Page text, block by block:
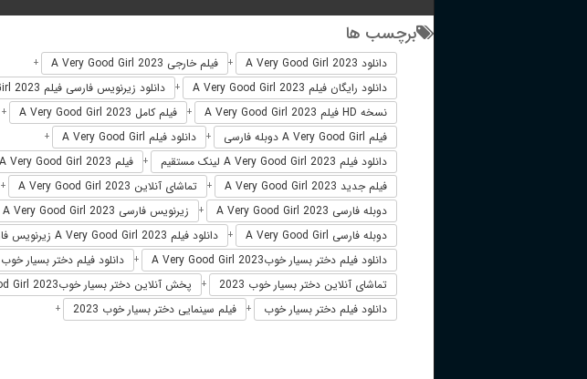
برچسب ها
دانلود A Very Good Girl 2023 + فیلم خارجی A Very Good Girl 2023 +
دانلود رایگان فیلم A Very Good Girl 2023 + دانلود زیرنویس فارسی فیلم A Very Good Girl 2023
نسخه HD فیلم A Very Good Girl 2023 + فیلم کامل A Very Good Girl 2023 +
فیلم A Very Good Girl دوبله فارسی + دانلود فیلم A Very Good Girl +
دانلود فیلم A Very Good Girl 2023 لینک مستقیم + فیلم A Very Good Girl 2023
فیلم جدید A Very Good Girl 2023 + تماشای آنلاین A Very Good Girl 2023 +
دوبله فارسی A Very Good Girl 2023 + زیرنویس فارسی A Very Good Girl 2023
دوبله فارسی A Very Good Girl + دانلود فیلم A Very Good Girl 2023 زیرنویس فارسی
دانلود فیلم دختر بسیار خوبA Very Good Girl 2023 + دانلود فیلم دختر بسیار خوب 2023
تماشای آنلاین دختر بسیار خوب 2023 + پخش آنلاین دختر بسیار خوبA Very Good Girl 2023
دانلود فیلم دختر بسیار خوب + فیلم سینمایی دختر بسیار خوب 2023 +